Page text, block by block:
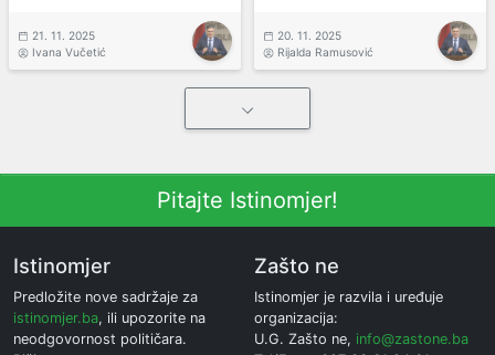
21. 11. 2025
Ivana Vučetić
20. 11. 2025
Rijalda Ramusović
Pitajte Istinomjer!
Istinomjer
Predložite nove sadržaje za
istinomjer.ba, ili upozorite na
neodgovornost političara.
Zašto ne
Istinomjer je razvila i uređuje
organizacija:
U.G. Zašto ne, info@zastone.ba